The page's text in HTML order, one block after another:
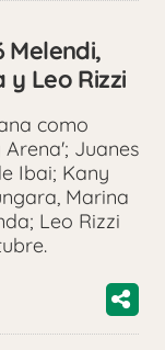
y Leo Rizzi
como
Juanes
Ibai; Kany
Marina
Leo Rizzi